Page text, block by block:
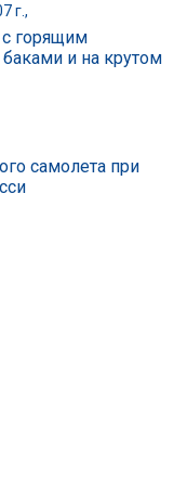
г.,
с горящим
и на крутом
самолета при